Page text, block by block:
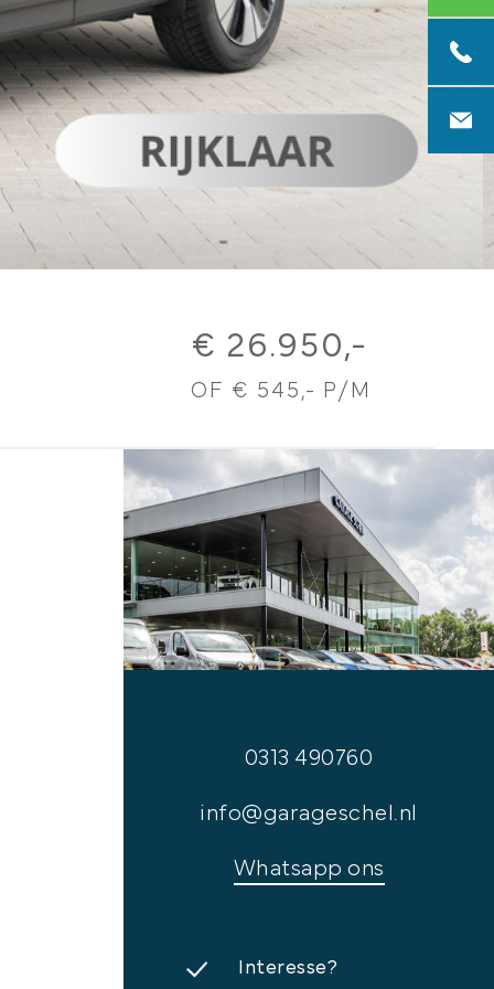
0313
€ 26.950,-
OF € 545,- P/M
0313 490760
info@garageschel.nl
Whatsapp ons
Interesse?